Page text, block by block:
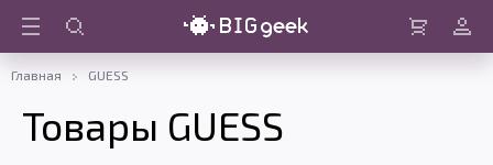
Войти
Главная GUESS
Товары GUESS